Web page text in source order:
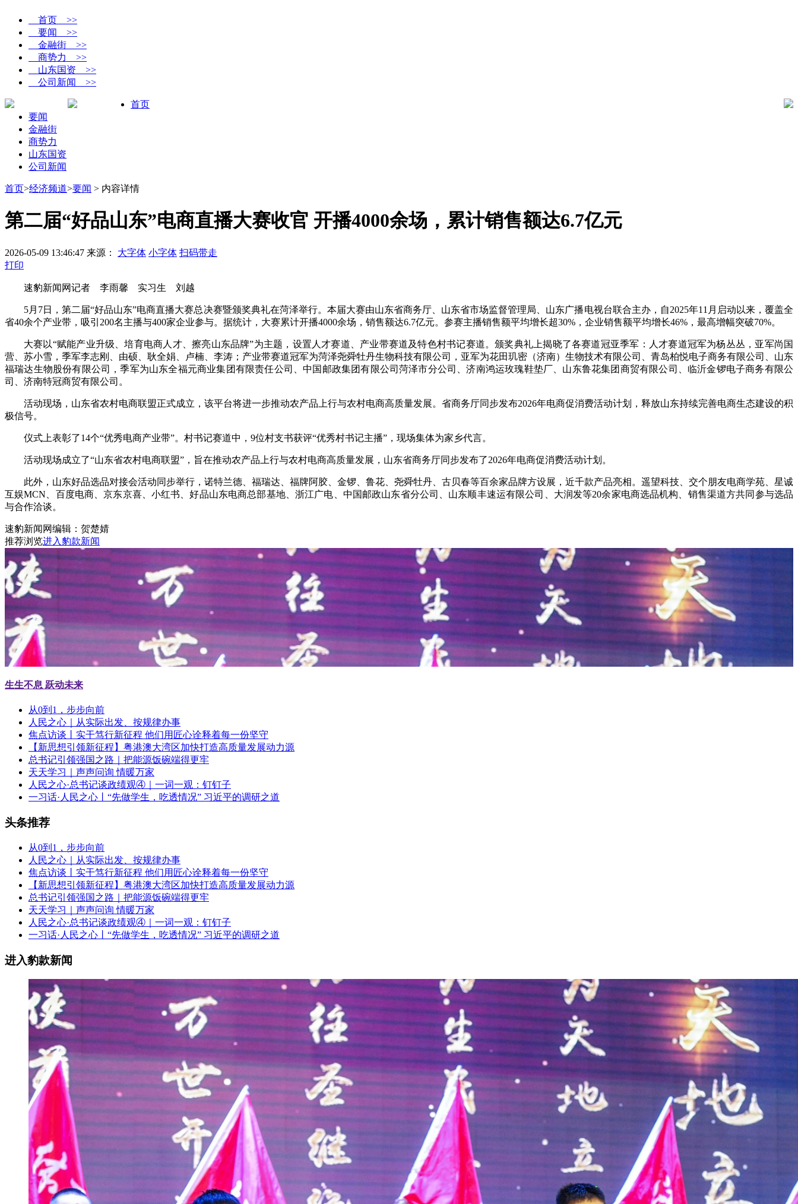
首页 >>
要闻 >>
金融街 >>
商势力 >>
山东国资 >>
公司新闻 >>
首页
要闻
金融街
商势力
山东国资
公司新闻
首页>经济频道>要闻 > 内容详情
第二届“好品山东”电商直播大赛收官 开播4000余场，累计销售额达6.7亿元
2026-05-09 13:46:47 来源： 大字体 小字体 扫码带走
打印
速豹新闻网记者 李雨馨 实习生 刘越
5月7日，第二届“好品山东”电商直播大赛总决赛暨颁奖典礼在菏泽举行。本届大赛由山东省商务厅、山东省市场监督管理局、山东广播电视台联合主办，自2025年11月启动以来，覆盖全
省40余个产业带，吸引200名主播与400家企业参与。据统计，大赛累计开播4000余场，销售额达6.7亿元。参赛主播销售额平均增长超30%，企业销售额平均增长46%，最高增幅突破70%。
大赛以“赋能产业升级、培育电商人才、擦亮山东品牌”为主题，设置人才赛道、产业带赛道及特色村书记赛道。颁奖典礼上揭晓了各赛道冠亚季军：人才赛道冠军为杨丛丛，亚军尚国
营、苏小雪，季军李志刚、由硕、耿全娟、卢楠、李涛；产业带赛道冠军为菏泽尧舜牡丹生物科技有限公司，亚军为花田玑密（济南）生物技术有限公司、青岛柏悦电子商务有限公司、山东
福瑞达生物股份有限公司，季军为山东全福元商业集团有限责任公司、中国邮政集团有限公司菏泽市分公司、济南鸿运玫瑰鞋垫厂、山东鲁花集团商贸有限公司、临沂金锣电子商务有限公
司、济南特冠商贸有限公司。
活动现场，山东省农村电商联盟正式成立，该平台将进一步推动农产品上行与农村电商高质量发展。省商务厅同步发布2026年电商促消费活动计划，释放山东持续完善电商生态建设的积
极信号。
仪式上表彰了14个“优秀电商产业带”。村书记赛道中，9位村支书获评“优秀村书记主播”，现场集体为家乡代言。
活动现场成立了“山东省农村电商联盟”，旨在推动农产品上行与农村电商高质量发展，山东省商务厅同步发布了2026年电商促消费活动计划。
此外，山东好品选品对接会活动同步举行，诺特兰德、福瑞达、福牌阿胶、金锣、鲁花、尧舜牡丹、古贝春等百余家品牌方设展，近千款产品亮相。遥望科技、交个朋友电商学苑、星诚
互娱MCN、百度电商、京东京喜、小红书、好品山东电商总部基地、浙江广电、中国邮政山东省分公司、山东顺丰速运有限公司、大润发等20余家电商选品机构、销售渠道方共同参与选品
与合作洽谈。
速豹新闻网编辑：贺楚婧
推荐浏览进入豹款新闻
生生不息 跃动未来
从0到1，步步向前
人民之心｜从实际出发、按规律办事
焦点访谈丨实干笃行新征程 他们用匠心诠释着每一份坚守
【新思想引领新征程】粤港澳大湾区加快打造高质量发展动力源
总书记引领强国之路｜把能源饭碗端得更牢
天天学习｜声声问询 情暖万家
人民之心·总书记谈政绩观④｜一词一观：钉钉子
一习话·人民之心丨“先做学生，吃透情况” 习近平的调研之道
头条推荐
从0到1，步步向前
人民之心｜从实际出发、按规律办事
焦点访谈丨实干笃行新征程 他们用匠心诠释着每一份坚守
【新思想引领新征程】粤港澳大湾区加快打造高质量发展动力源
总书记引领强国之路｜把能源饭碗端得更牢
天天学习｜声声问询 情暖万家
人民之心·总书记谈政绩观④｜一词一观：钉钉子
一习话·人民之心丨“先做学生，吃透情况” 习近平的调研之道
进入豹款新闻